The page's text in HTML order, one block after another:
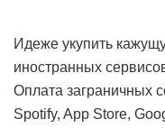
Идеже укупить
иностранных
Оплата заграничных
Spotify, App Store,